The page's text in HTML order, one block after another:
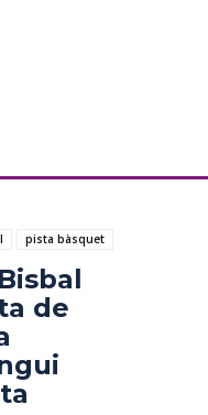
pista bàsquet
de